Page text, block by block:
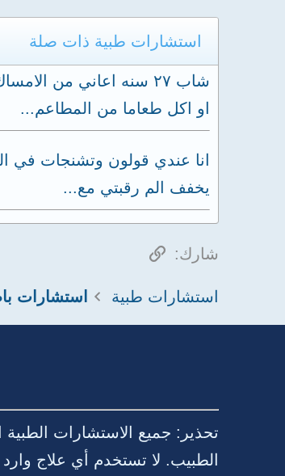
استشارات طبية ذات صلة
شاب ٢٧ سنه اعاني من
او اكل طعاما من المطاعم...
انا عندي قولون وتشنجات في
يخفف الم رقبتي مع...
شارك: الرابط
استشارات طبية استشارات
تحذير: جميع الاستشارات
الطبيب. لا تستخدم أي علاج